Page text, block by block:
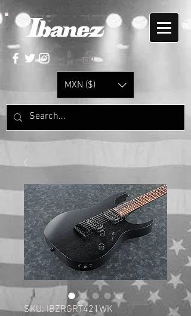
MXN ($)
SKU: IBZRGRT421WK